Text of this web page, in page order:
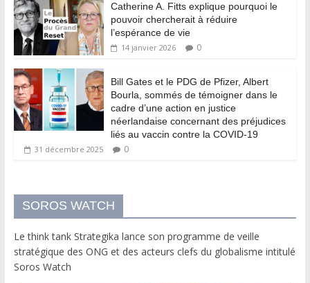
Catherine A. Fitts explique pourquoi le
pouvoir chercherait à réduire
l’espérance de vie
14 janvier 2026 0
Bill Gates et le PDG de Pfizer, Albert
Bourla, sommés de témoigner dans le
cadre d’une action en justice
néerlandaise concernant des préjudices
liés au vaccin contre la COVID-19
31 décembre 2025 0
SOROS WATCH
Le think tank Strategika lance son programme de veille
stratégique des ONG et des acteurs clefs du globalisme intitulé
Soros Watch